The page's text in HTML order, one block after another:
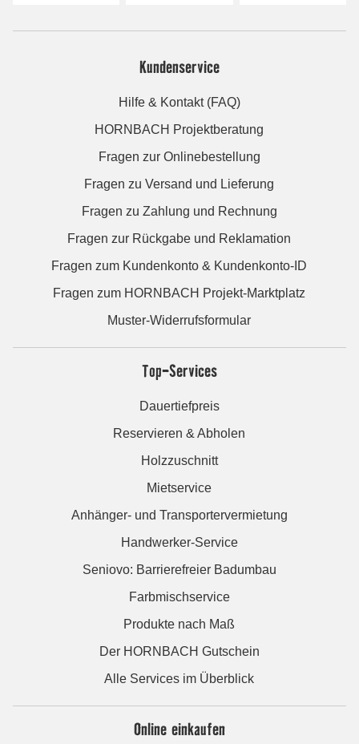
Kundenservice
Hilfe & Kontakt (FAQ)
HORNBACH Projektberatung
Fragen zur Onlinebestellung
Fragen zu Versand und Lieferung
Fragen zu Zahlung und Rechnung
Fragen zur Rückgabe und Reklamation
Fragen zum Kundenkonto & Kundenkonto-ID
Fragen zum HORNBACH Projekt-Marktplatz
Muster-Widerrufsformular
Top-Services
Dauertiefpreis
Reservieren & Abholen
Holzzuschnitt
Mietservice
Anhänger- und Transportervermietung
Handwerker-Service
Seniovo: Barrierefreier Badumbau
Farbmischservice
Produkte nach Maß
Der HORNBACH Gutschein
Alle Services im Überblick
Online einkaufen